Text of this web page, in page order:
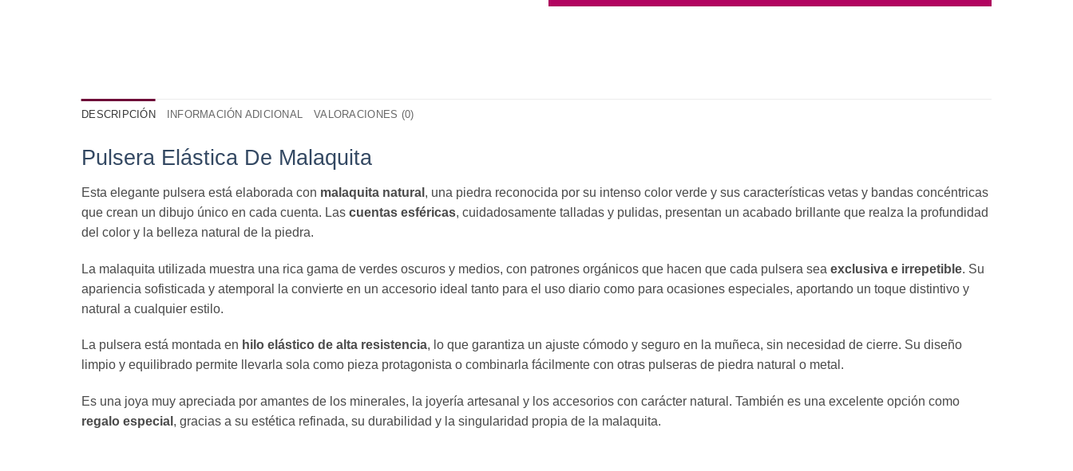
DESCRIPCIÓN INFORMACIÓN ADICIONAL VALORACIONES (0)
Pulsera Elástica De Malaquita
Esta elegante pulsera está elaborada con malaquita natural , una piedra reconocida por su intenso color verde y sus características vetas y bandas concéntricas
que crean un dibujo único en cada cuenta. Las cuentas esféricas, cuidadosamente talladas y pulidas, presentan un acabado brillante que realza la profundidad
del color y la belleza natural de la piedra.
La malaquita utilizada muestra una rica gama de verdes oscuros y medios, con patrones orgánicos que hacen que cada pulsera sea exclusiva e irrepetible. Su
apariencia sofisticada y atemporal la convierte en un accesorio ideal tanto para el uso diario como para ocasiones especiales, aportando un toque distintivo y
natural a cualquier estilo.
La pulsera está montada en hilo elástico de alta resistencia, lo que garantiza un ajuste cómodo y seguro en la muñeca, sin necesidad de cierre. Su diseño
limpio y equilibrado permite llevarla sola como pieza protagonista o combinarla fácilmente con otras pulseras de piedra natural o metal.
Es una joya muy apreciada por amantes de los minerales, la joyería artesanal y los accesorios con carácter natural. También es una excelente opción como
regalo especial , gracias a su estética refinada, su durabilidad y la singularidad propia de la malaquita.